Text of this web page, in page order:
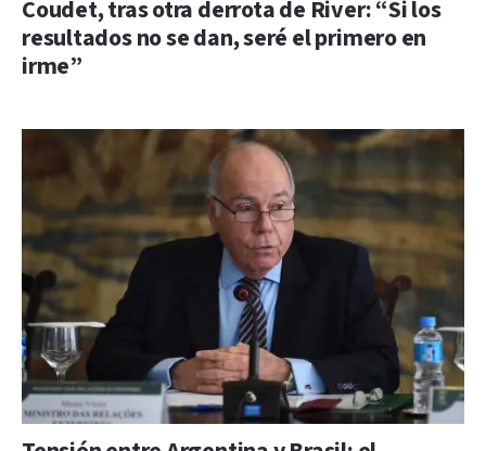
Coudet, tras otra derrota de River: “Si los
resultados no se dan, seré el primero en
irme”